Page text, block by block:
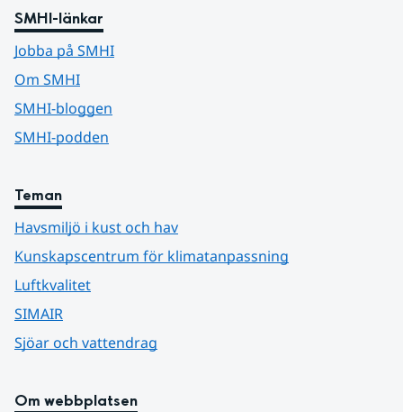
SMHI-länkar
Jobba på SMHI
Om SMHI
SMHI-bloggen
SMHI-podden
Teman
Havsmiljö i kust och hav
Kunskapscentrum för klimatanpassning
Luftkvalitet
SIMAIR
Sjöar och vattendrag
Om webbplatsen